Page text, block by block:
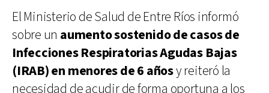
El Ministerio de Salud de Entre Ríos informó
sobre un aumento sostenido de casos de
Infecciones Respiratorias Agudas Bajas
(IRAB) en menores de 6 añosy reiteró la
necesidad de acudir de forma oportuna a los